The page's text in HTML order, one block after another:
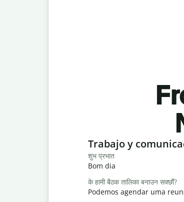
Slide 1 of 6
Trabajo y
शुभ प्रभात
Bom dia
के हामी बैठक तालिका बनाउन सक्छौं?
Podemos agendar uma